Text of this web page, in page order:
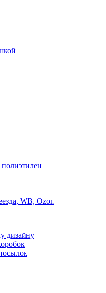
WB, Ozon
дизайну